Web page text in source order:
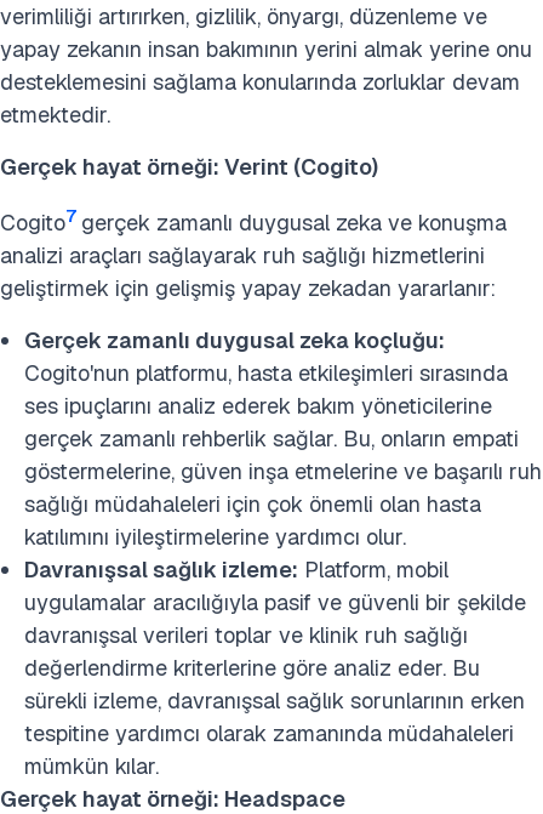
verimliliği artırırken, gizlilik, önyargı, düzenleme ve
yapay zekanın insan bakımının yerini almak yerine onu
desteklemesini sağlama konularında zorluklar devam
etmektedir.
Gerçek hayat örneği: Verint (Cogito)
Cogito7 gerçek zamanlı duygusal zeka ve konuşma
analizi araçları sağlayarak ruh sağlığı hizmetlerini
geliştirmek için gelişmiş yapay zekadan yararlanır:
Gerçek zamanlı duygusal zeka koçluğu:
Cogito'nun platformu, hasta etkileşimleri sırasında
ses ipuçlarını analiz ederek bakım yöneticilerine
gerçek zamanlı rehberlik sağlar. Bu, onların empati
göstermelerine, güven inşa etmelerine ve başarılı ruh
sağlığı müdahaleleri için çok önemli olan hasta
katılımını iyileştirmelerine yardımcı olur. ​
Davranışsal sağlık izleme: Platform, mobil
uygulamalar aracılığıyla pasif ve güvenli bir şekilde
davranışsal verileri toplar ve klinik ruh sağlığı
değerlendirme kriterlerine göre analiz eder. Bu
sürekli izleme, davranışsal sağlık sorunlarının erken
tespitine yardımcı olarak zamanında müdahaleleri
mümkün kılar.
Gerçek hayat örneği: Headspace